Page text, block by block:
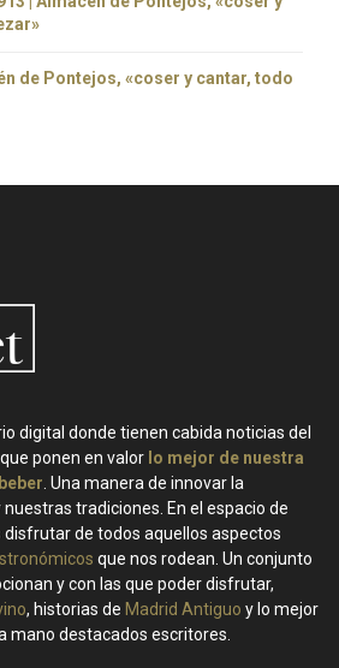
de Pontejos, «coser y cantar, todo
digital donde tienen cabida noticias del
ponen en valor lo mejor de nuestra
. Una manera de innovar la
tradiciones. En el espacio de
de todos aquellos aspectos
que nos rodean. Un conjunto
y con las que poder disfrutar,
, historias de Madrid Antiguo y lo mejor
mano destacados escritores.